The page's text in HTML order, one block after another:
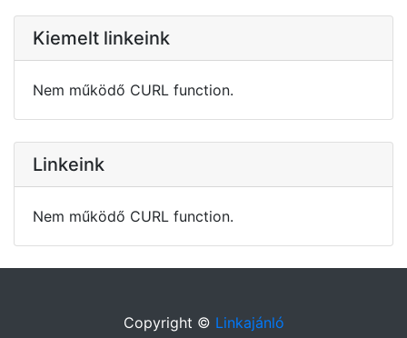
Kiemelt linkeink
Nem működő CURL function.
Linkeink
Nem működő CURL function.
Copyright © Linkajánló